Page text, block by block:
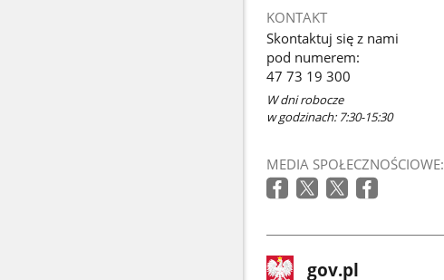
KONTAKT
Skontaktuj się z nami
pod numerem:
47 73 19 300
W dni robocze
w godzinach: 7:30-15:30
MEDIA SPOŁECZNOŚCIOWE:
stopkaStrona
gov.pl